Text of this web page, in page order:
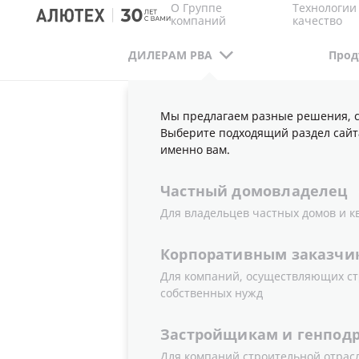
О Группе
компаний качество
ДИЛЕРАМ РВА
Мы предлагаем разные решения,
Выберите подходящий раздел
именно вам.
Частный домовладелец
Для владельцев частных домов и
Корпоративным
Для компаний, осуществляющих
собственных нужд
Застройщикам и
ДИЛЕРАМ РВА ПУБЛИКАЦИИ
НОВОСТИ
НОВАЯ КОНСТРУКЦИЯ КОНЦЕВЫХ
НОВАЯ